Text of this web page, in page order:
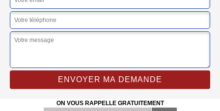
ON VOUS RAPPELLE GRATUITEMENT